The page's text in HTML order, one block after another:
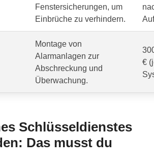
Fenstersicherungen, um
Einbrüche zu verhindern.
Montage von
Alarmanlagen zur
Abschreckung und
Überwachung.
€
Schlüsseldienstes
Das musst du